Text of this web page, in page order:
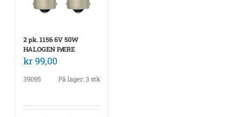
2 pk. 1156 6V 50W
HALOGEN PÆRE
kr 99,00
39095 På lager: 3 stk